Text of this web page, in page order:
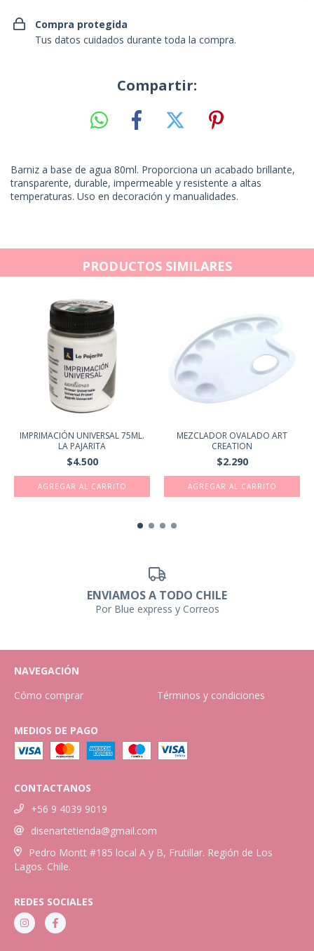
Compra protegida
Tus datos cuidados durante toda la compra.
Compartir:
Barniz a base de agua 80ml. Proporciona un acabado brillante,
transparente, durable, impermeable y resistente a altas
temperaturas. Uso en decoración y manualidades.
PRODUCTOS SIMILARES
IMPRIMACIÓN UNIVERSAL 75ML.
LA PAJARITA
$4.500
MEZCLADOR OVALADO ART
CREATION
$2.290
ENVIAMOS A TODO CHILE
Por Blue express y Correos
NAVEGACIÓN
Cómo comprar
Términos y condiciones
MEDIOS DE PAGO
CONTACTANOS
+56 9 4039 9019
disenartetienda@gmail.com
Pedro Montt #185 local A y B, Frutillar. Región de Los
Lagos. Chile.
REDES SOCIALES